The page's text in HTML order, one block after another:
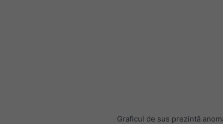
Graficul de sus prezintă